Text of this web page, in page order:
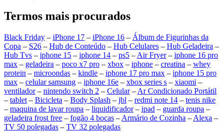
Termos mais procurados
Black Friday – iPhone 17 – iPhone 16 – Álbum de Figurinhas da
Copa – S26 – Hub de Conteúdo – Hub Celulares – Hub Geladeira –
Hub Tvs – iphone 15 – iphone 14 – ps5 – Air Fryer– iphone 16 pro
max – geladeira – poco x7 pro – xbox – iphone – creatina – whey
protein – microondas – kindle – iphone 17 pro max – iphone 15 pro
max – celular samsung – iphone 16e – xbox series s – xiaomi –
ventilador– nintendo switch 2 – Celular– Ar Condicionado Portátil
– tablet – Bicicleta – Body Splash – jbl – redmi note 14 – tenis nike
– maquina de lavar roupa – liquidificador– ipad – guarda roupa –
geladeira frost free – fogão 4 bocas – Armário de Cozinha – Alexa –
TV 50 polegadas – TV 32 polegadas